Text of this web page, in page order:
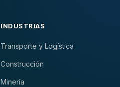
INDUSTRIAS
Transporte y Logística
Construcción
Minería